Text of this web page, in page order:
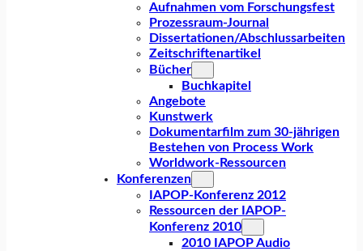
Aufnahmen vom Forschungsfest
Prozessraum-Journal
Dissertationen/Abschlussarbeiten
Zeitschriftenartikel
Bücher
Buchkapitel
Angebote
Kunstwerk
Dokumentarfilm zum 30-jährigen
Bestehen von Process Work
Worldwork-Ressourcen
Konferenzen
IAPOP-Konferenz 2012
Ressourcen der IAPOP-
Konferenz 2010
2010 IAPOP Audio